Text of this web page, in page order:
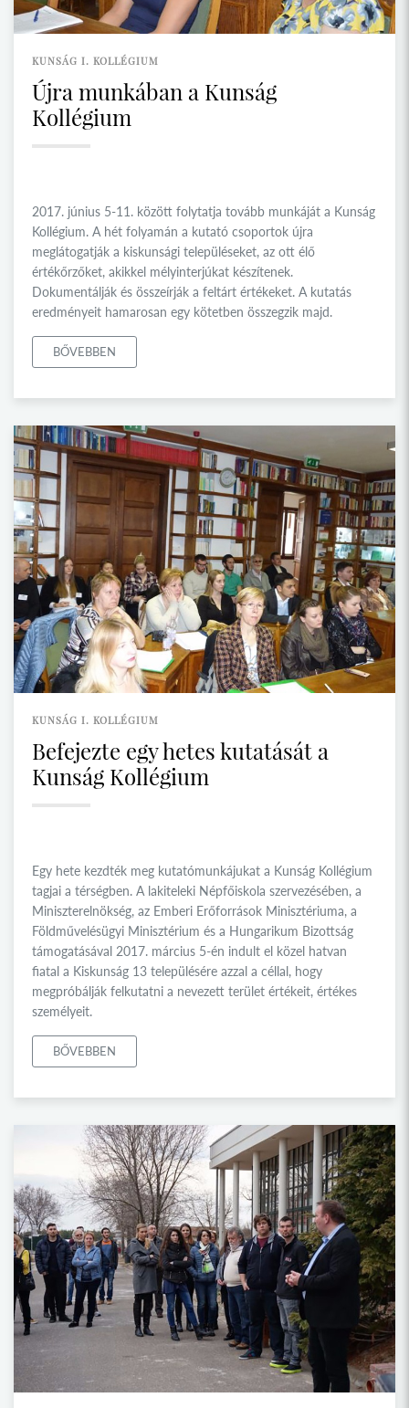
KUNSÁG I. KOLLÉGIUM
Újra munkában a Kunság
Kollégium
2017. június 5-11. között folytatja tovább munkáját a Kunság
Kollégium. A hét folyamán a kutató csoportok újra
meglátogatják a kiskunsági településeket, az ott élő
értékőrzőket, akikkel mélyinterjúkat készítenek.
Dokumentálják és összeírják a feltárt értékeket. A kutatás
eredményeit hamarosan egy kötetben összegzik majd.
BŐVEBBEN
KUNSÁG I. KOLLÉGIUM
Befejezte egy hetes kutatását a
Kunság Kollégium
Egy hete kezdték meg kutatómunkájukat a Kunság Kollégium
tagjai a térségben. A lakiteleki Népfőiskola szervezésében, a
Miniszterelnökség, az Emberi Erőforrások Minisztériuma, a
Földművelésügyi Minisztérium és a Hungarikum Bizottság
támogatásával 2017. március 5-én indult el közel hatvan
fiatal a Kiskunság 13 településére azzal a céllal, hogy
megpróbálják felkutatni a nevezett terület értékeit, értékes
személyeit.
BŐVEBBEN